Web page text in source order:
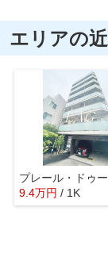
エリアの
9.4万円 / 1K